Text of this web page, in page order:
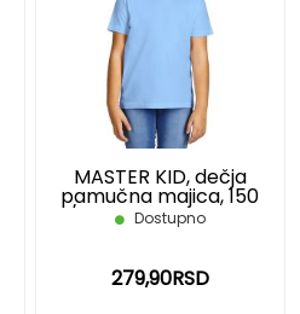
MASTER KID, dečja
pamučna majica, 150
g/m2, svetlo plava, 08
Dostupno
279,90RSD